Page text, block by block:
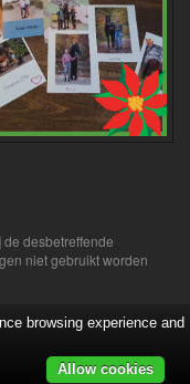
desbetreffende
niet gebruikt worden
browsing experience and
Allow cookies